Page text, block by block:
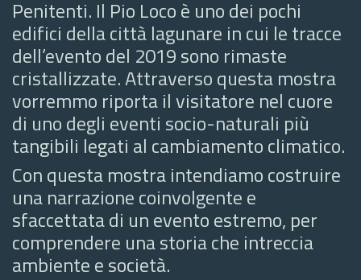
Penitenti. Il Pio Loco è uno dei pochi
edifici della città lagunare in cui le tracce
dell’evento del 2019 sono rimaste
cristallizzate. Attraverso questa mostra
vorremmo riporta il visitatore nel cuore
di uno degli eventi socio-naturali più
tangibili legati al cambiamento climatico.
Con questa mostra intendiamo costruire
una narrazione coinvolgente e
sfaccettata di un evento estremo, per
comprendere una storia che intreccia
ambiente e società.